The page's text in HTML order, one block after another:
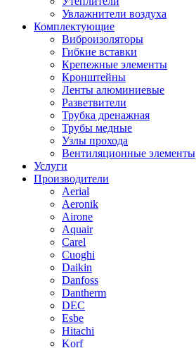
Увлажнители воздуха
Комплектующие
Виброизоляторы
Гибкие вставки
Крепежные элементы
Кронштейны
Ленты алюминиевые
Разветвители
Трубка дренажная
Трубы медные
Узлы прохода
Вентиляционные элементы
Услуги
Производители
Aerial
Aeronik
Airone
Aquair
Carel
Cuoghi
Daikin
Danfoss
Dantherm
DEC
Esbe
Hitachi
Korf